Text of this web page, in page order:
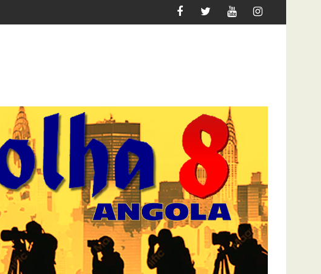
MPLA REDEFINE O JOGO PARA 2027DOCENTES DA ACADEMIA DO EXÉCITO